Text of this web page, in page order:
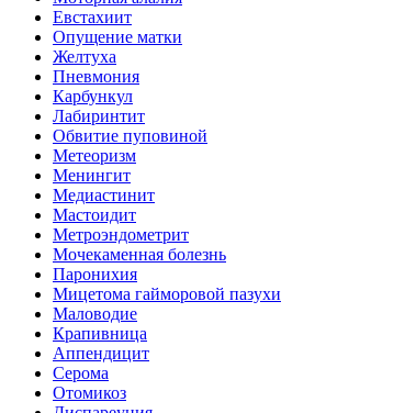
Евстахиит
Опущение матки
Желтуха
Пневмония
Карбункул
Лабиринтит
Обвитие пуповиной
Метеоризм
Менингит
Медиастинит
Мастоидит
Метроэндометрит
Мочекаменная болезнь
Паронихия
Мицетома гайморовой пазухи
Маловодие
Крапивница
Аппендицит
Серома
Отомикоз